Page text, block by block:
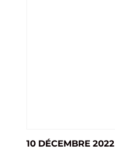
10 DÉCEMBRE 2022